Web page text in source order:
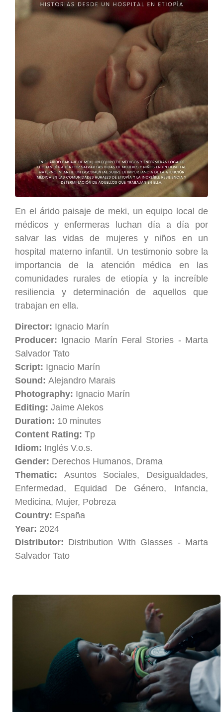
En el árido paisaje de meki, un equipo local de
médicos y enfermeras luchan día a día por
salvar las vidas de mujeres y niños en un
hospital materno infantil. Un testimonio sobre la
importancia de la atención médica en las
comunidades rurales de etiopía y la increíble
resiliencia y determinación de aquellos que
trabajan en ella.
Director: Ignacio Marín
Producer: Ignacio Marín Feral Stories - Marta
Salvador Tato
Script: Ignacio Marín
Sound: Alejandro Marais
Photography: Ignacio Marín
Editing: Jaime Alekos
Duration: 10 minutes
Content Rating: Tp
Idiom: Inglés V.o.s.
Gender: Derechos Humanos, Drama
Thematic: Asuntos Sociales, Desigualdades,
Enfermedad, Equidad De Género, Infancia,
Medicina, Mujer, Pobreza
Country: España
Year: 2024
Distributor: Distribution With Glasses - Marta
Salvador Tato